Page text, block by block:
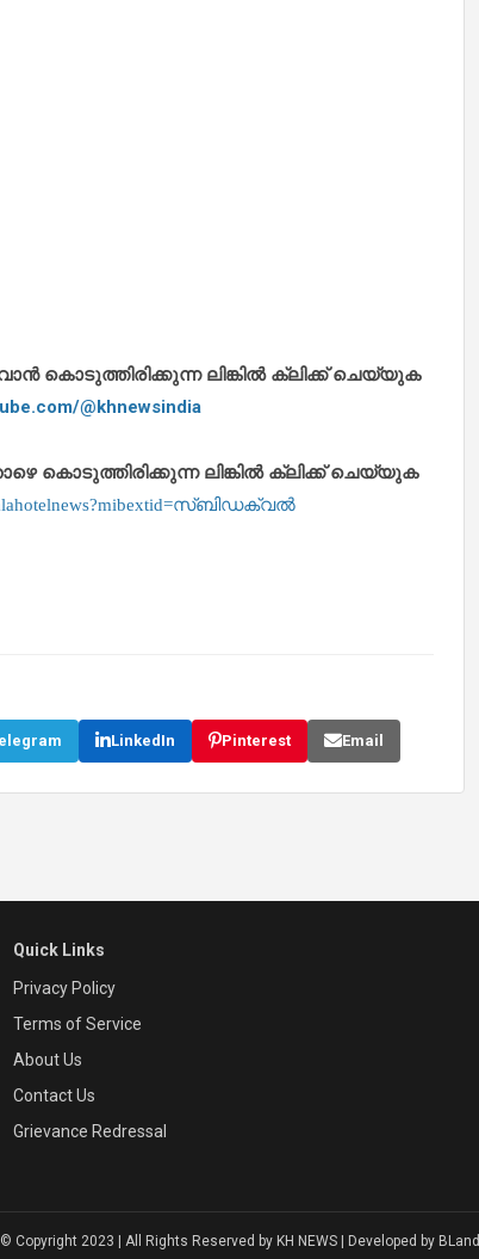
ലിങ്കിൽ ക്ലിക്ക് ചെയ്യുക
@khnewsindia
ലിങ്കിൽ ക്ലിക്ക് ചെയ്യുക
LinkedIn Pinterest Email
Quick Links
Privacy Policy
Terms of Service
About Us
Contact Us
Grievance Redressal
© Copyright 2023 | All Rights Reserved by KH NEWS | Developed by BLand